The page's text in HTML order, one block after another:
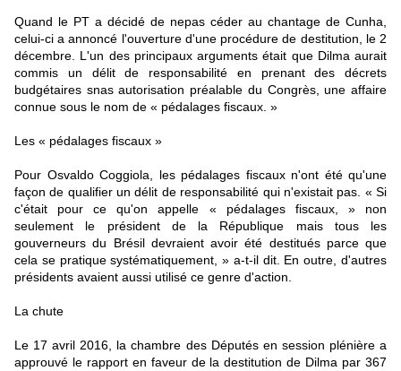
Quand le PT a décidé de nepas céder au chantage de Cunha,
celui-ci a annoncé l'ouverture d'une procédure de destitution, le 2
décembre. L'un des principaux arguments était que Dilma aurait
commis un délit de responsabilité en prenant des décrets
budgétaires snas autorisation préalable du Congrès, une affaire
connue sous le nom de « pédalages fiscaux. »
Les « pédalages fiscaux »
Pour Osvaldo Coggiola, les pédalages fiscaux n'ont été qu'une
façon de qualifier un délit de responsabilité qui n'existait pas. « Si
c'était pour ce qu'on appelle « pédalages fiscaux, » non
seulement le président de la République mais tous les
gouverneurs du Brésil devraient avoir été destitués parce que
cela se pratique systématiquement, » a-t-il dit. En outre, d'autres
présidents avaient aussi utilisé ce genre d'action.
La chute
Le 17 avril 2016, la chambre des Députés en session plénière a
approuvé le rapport en faveur de la destitution de Dilma par 367